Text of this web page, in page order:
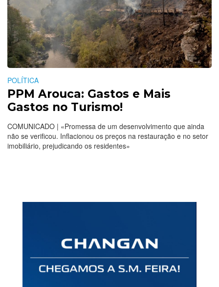
POLÍTICA
PPM Arouca: Gastos e Mais
Gastos no Turismo!
COMUNICADO | «Promessa de um desenvolvimento que ainda
não se verificou. Inflacionou os preços na restauração e no setor
imobiliário, prejudicando os residentes»